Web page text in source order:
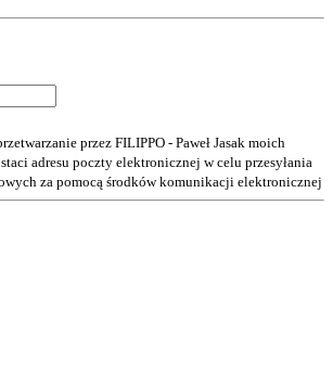
przez FILIPPO - Paweł Jasak moich
adresu poczty elektronicznej w celu przesyłania
za pomocą środków komunikacji elektronicznej